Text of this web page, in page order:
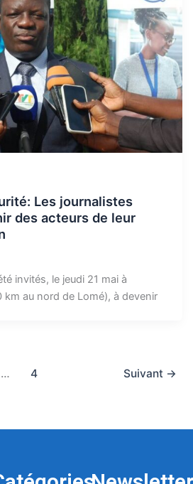
Les journalistes
des acteurs de leur
invités, le jeudi 21 mai à
km au nord de Lomé), à devenir
… 4 Suivant →